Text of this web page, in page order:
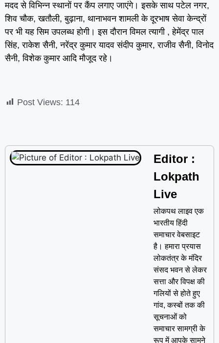
मदद से विभिन्न स्थानों पर कैंप लगाए जाएंगे। इसके साथ पटेल नगर,
शिव चौक, खतौली, बुढ़ाना, थानाभवन शामली के दूरभाष सेवा केन्द्रों
पर भी यह सिम उपलब्ध होगी। इस दौरान विमल त्यागी , हेमेंद्र पाल
सिंह, राकेश सैनी, नरेंद्र कुमार यादव संदीप कुमार, राजीव सैनी, विनोद
सैनी, विशेक कुमार आदि मौजूद रहे।
Post Views: 114
Editor :
Lokpath
Live
लोकपथ लाइव एक
भारतीय हिंदी
समाचार वेबसाइट
है। हमारा प्रयास
लोकतंत्र के मंदिर
संसद भवन से लेकर
सत्ता और विपक्ष की
गलियों से होते हुए
गांव, कस्बों तक की
सूचनाओं को
समाचार सामग्री के
रूप में आपके सामने